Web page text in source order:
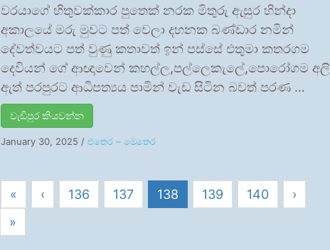
වරයාගේ හිතුවක්කාර පුතෙක් නරක මිතුරු ඇසුර හින්දා
අකාලයේ මරු මුවට පත් වෙලා දහනක බණ්ඩාර නමින්
දේවත්වයට පත් වුණු කතාවත් ඉන් පස්සේ එතුමා කතරගම
දෙවියන් ගේ ආඥාවෙන් කහල්ල,පල්ලෙකැලේ,පොරෝගම අලි
ඇත් පරපුරට ආධිපත්‍යය පාමින් වැඩ සිටින බවත් පරණ …
වැඩිපුර කියවන්න
January 30, 2025 / එතෙර – මෙතෙර
« ‹ 136 137 138 139 140
›
»